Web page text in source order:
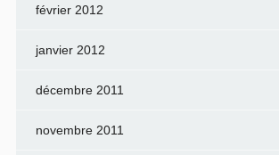
février 2012
janvier 2012
décembre 2011
novembre 2011